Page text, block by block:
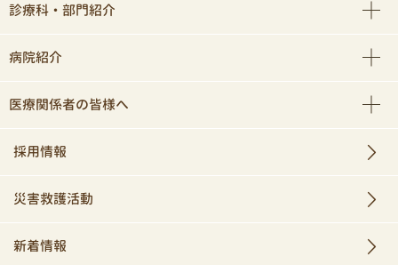
診療科・部門紹介
病院紹介
医療関係者の皆様へ
採用情報
災害救護活動
新着情報